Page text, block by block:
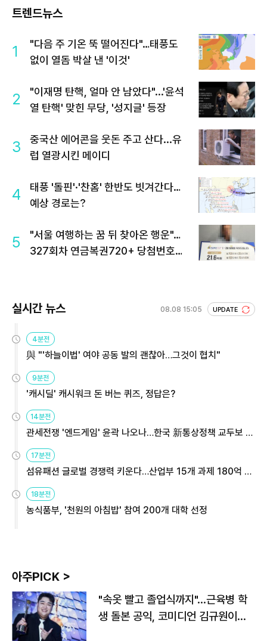
트렌드뉴스
1
"다음 주 기온 뚝 떨어진다"…태풍도
없이 열돔 박살 낸 '이것'
2
"이재명 탄핵, 얼마 안 남았다"...'윤석
열 탄핵' 맞힌 무당, '성지글' 등장
3
중국산 에어콘을 웃돈 주고 산다...유
럽 열광시킨 메이디
4
태풍 '돌핀'·'찬홈' 한반도 빗겨간다…
예상 경로는?
5
"서울 여행하는 꿈 뒤 찾아온 행운"…
327회차 연금복권720+ 당첨번호조
실시간 뉴스 08.08 15:05 UPDATE
4분전
與 "'하늘이법' 여야 공동 발의 괜찮아…그것이 협치"
9분전
'캐시딜' 캐시워크 돈 버는 퀴즈, 정답은?
14분전
관세전쟁 '엔드게임' 윤곽 나오나…한국 新통상정책 교두보 활
17분전
섬유패션 글로벌 경쟁력 키운다…산업부 15개 과제 180억 지
18분전
농식품부, '천원의 아침밥' 참여 200개 대학 선정
아주PICK >
"속옷 빨고 졸업식까지"…근육병 학
생 돌본 공익, 코미디언 김규원이었